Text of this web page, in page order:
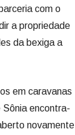
com o
a propriedade
da bexiga a
em caravanas
encontra-
novamente